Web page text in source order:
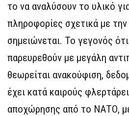
το να αναλύσουν το υλικό
πληροφορίες σχετικά με την
σημειώνεται. Το γεγονός
παρευρεθούν με μεγάλη
θεωρείται ανακούφιση,
έχει κατά καιρούς
αποχώρησης από το ΝΑΤΟ,